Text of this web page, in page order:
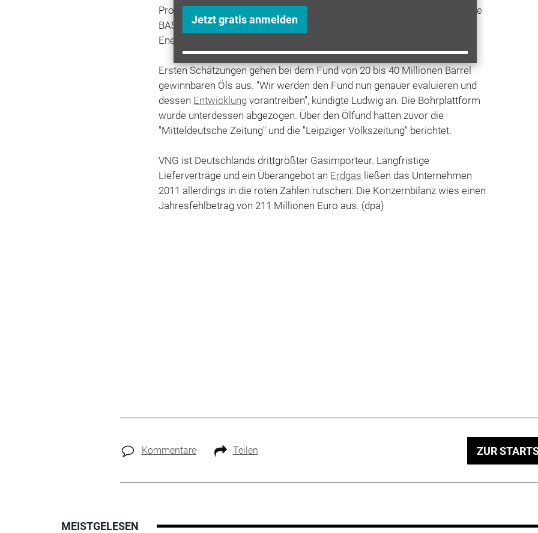
Jetzt gratis anmelden
Prozent an der Lizenz beteiligt. Die meisten Anteile hält mit 40 Prozent die
BASF-Tochter Wintershall, weitere Partner sind Eon sowie die Bridge
Energy Norge.
Ersten Schätzungen gehen bei dem Fund von 20 bis 40 Millionen Barrel
gewinnbaren Öls aus. "Wir werden den Fund nun genauer evaluieren und
dessen Entwicklung vorantreiben", kündigte Ludwig an. Die Bohrplattform
wurde unterdessen abgezogen. Über den Ölfund hatten zuvor die
"Mitteldeutsche Zeitung" und die "Leipziger Volkszeitung" berichtet.
VNG ist Deutschlands drittgrößter Gasimporteur. Langfristige
Lieferverträge und ein Überangebot an Erdgas ließen das Unternehmen
2011 allerdings in die roten Zahlen rutschen: Die Konzernbilanz wies einen
Jahresfehlbetrag von 211 Millionen Euro aus. (dpa)
Kommentare Teilen ZUR
MEISTGELESEN